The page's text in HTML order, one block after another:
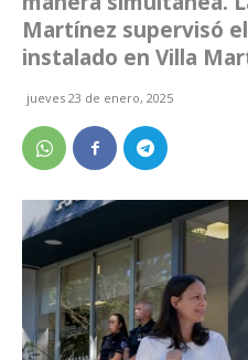
Martínez supervisó
instalado en Villa
jueves 23 de enero, 2025